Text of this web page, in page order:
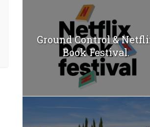
Ground Control &
Book Festival.